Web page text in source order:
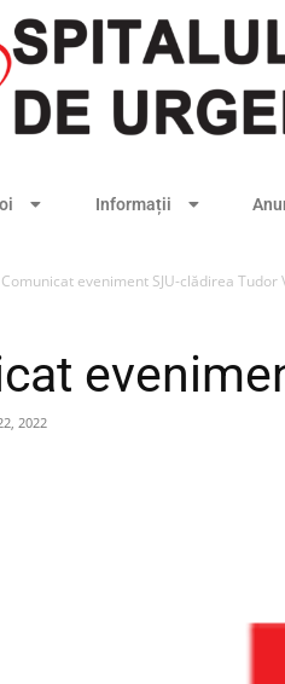
Informații
Comunicat eveniment SJU-clădirea Tudor
2022